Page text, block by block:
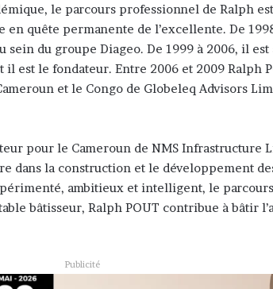
le parcours professionnel de Ralph
quête permanente de l’excellente. De
du groupe Diageo. De 1999 à 2006, il est
il est le fondateur. Entre 2006 et 2009 Ralph
et le Congo de Globeleq Advisors
pour le Cameroun de NMS Infrastructure
dans la construction et le développement
ambitieux et intelligent, le
bâtisseur, Ralph POUT contribue à bâtir
Publicité